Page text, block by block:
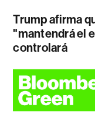
Trump afirma
"mantendrá el
controlará